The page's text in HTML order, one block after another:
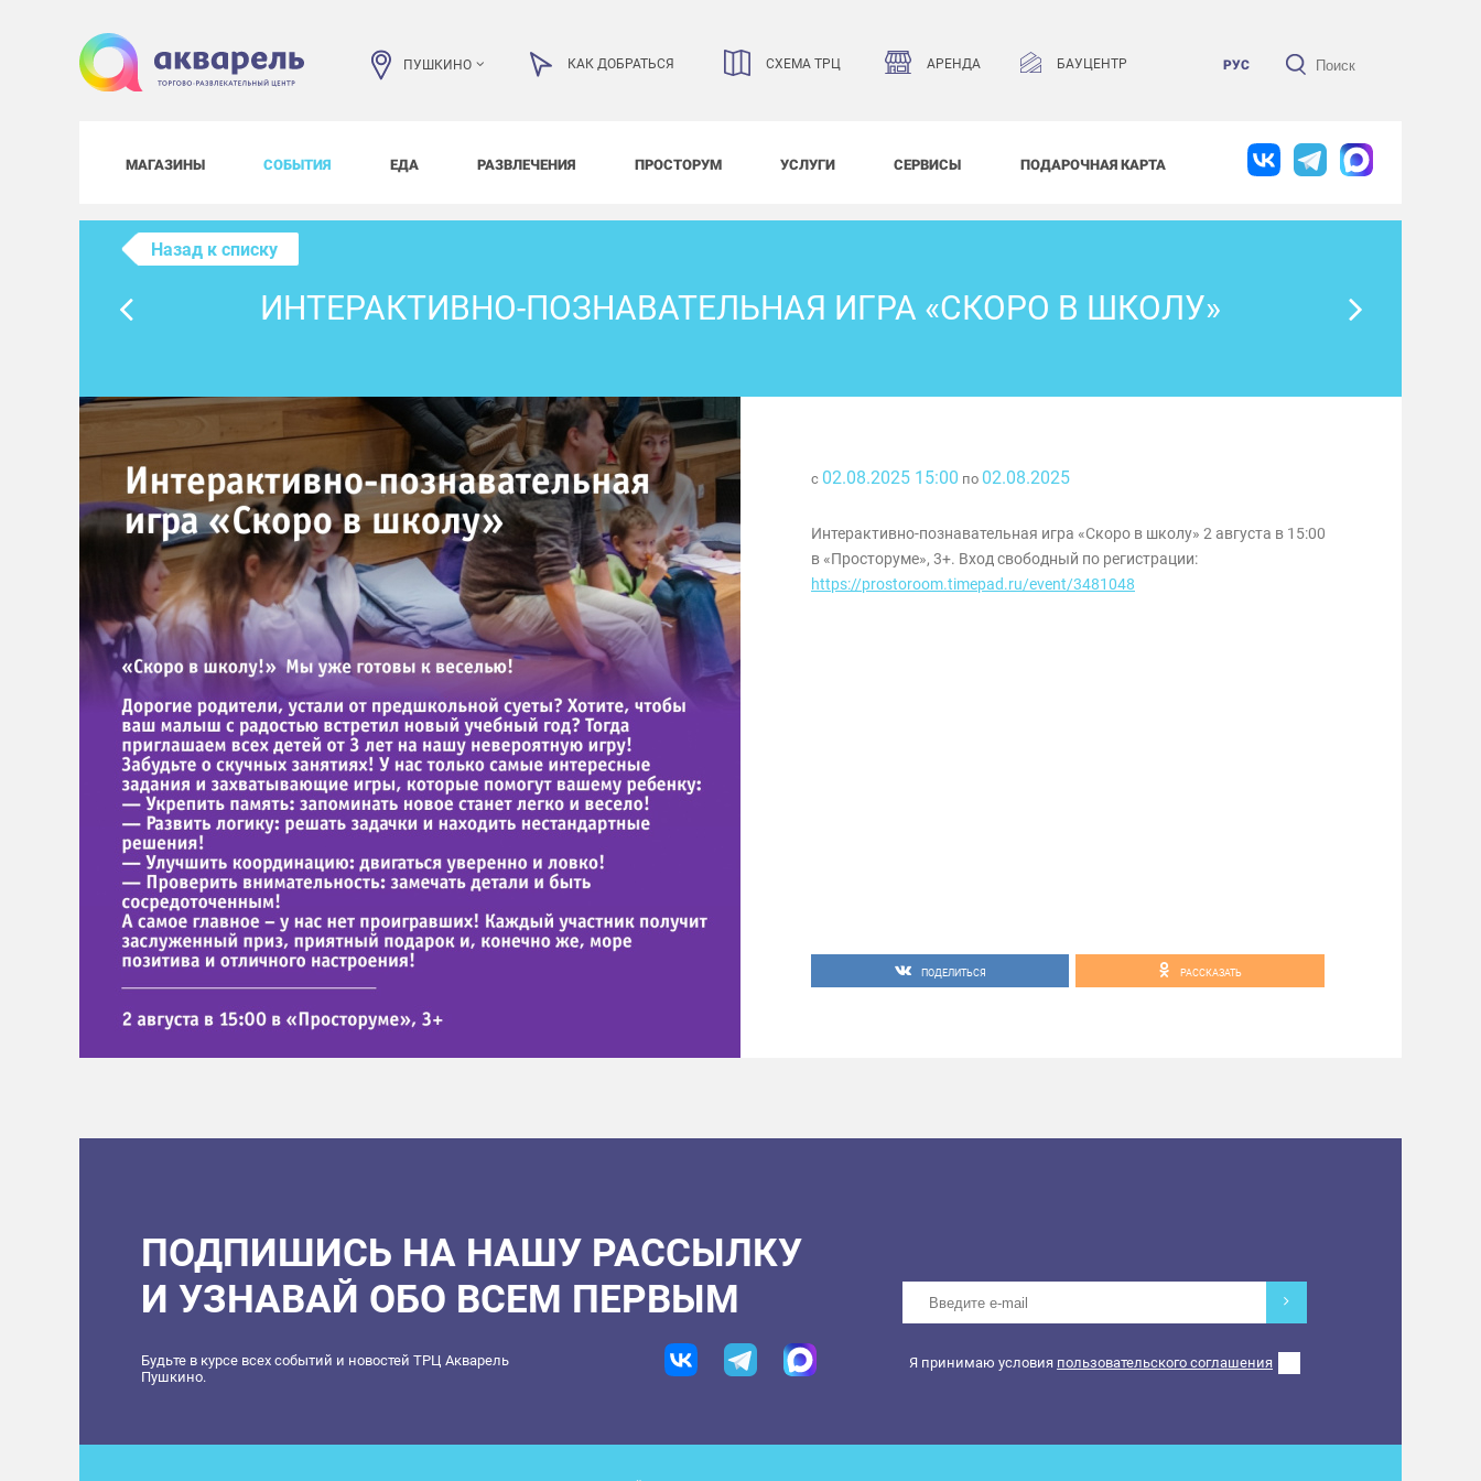
ПУШКИНО КАК ДОБРАТЬСЯ СХЕМА ТРЦ АРЕНДА БАУЦЕНТР РУС
МАГАЗИНЫ СОБЫТИЯ ЕДА РАЗВЛЕЧЕНИЯ ПРОСТОРУМ УСЛУГИ СЕРВИСЫ ПОДАРОЧНАЯ КАРТА
Назад к списку
ИНТЕРАКТИВНО-ПОЗНАВАТЕЛЬНАЯ ИГРА «СКОРО В ШКОЛУ»
с 02.08.2025 15:00 по 02.08.2025
Интерактивно-познавательная игра «Скоро в школу» 2 августа в 15:00
в «Просторуме», 3+. Вход свободный по регистрации:
https://prostoroom.timepad.ru/event/3481048
ПОДЕЛИТЬСЯ РАССКАЗАТЬ
ПОДПИШИСЬ НА НАШУ РАССЫЛКУ
И УЗНАВАЙ ОБО ВСЕМ ПЕРВЫМ
Будьте в курсе всех событий и новостей ТРЦ Акварель
Пушкино.
Я принимаю условия пользовательского соглашения